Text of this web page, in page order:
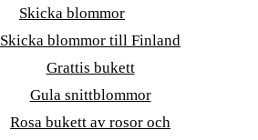
Skicka blommor
Skicka blommor till Finland
Grattis bukett
Gula snittblommor
Rosa bukett av rosor och